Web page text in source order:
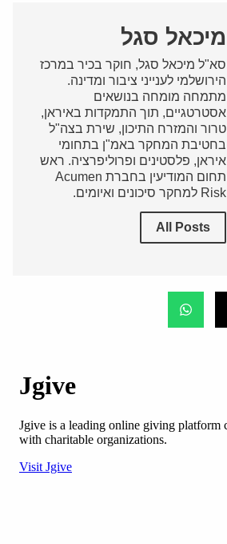
מיכאל סגל
סא"ל מיכאל סגל, חוקר בכיר במרכז
הירושלמי לענייני ציבור ומדינה.
מתמחה מומחה בנושאים
אסטרטגיים, תוך התמקדות באיראן,
טרור והמזרח התיכון, שירת בצה"ל
בחטיבת המחקר באמ"ן בתחומי
איראן, פלסטינים ופרוליפרציה. ראש
תחום המודיעין בחברת Acumen
Risk למחקר סיכונים ואיומים.
All Posts